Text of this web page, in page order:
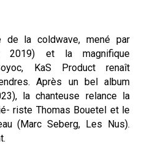
de la coldwave, mené par
2019) et la magnifique
KaS Product renaît
Après un bel album
la chanteuse relance la
riste Thomas Bouetel et le
(Marc Seberg, Les Nus).